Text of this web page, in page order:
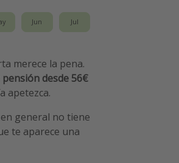
Jun Jul
merece la pena.
desde 56€
apetezca.
general no tiene
te aparece una